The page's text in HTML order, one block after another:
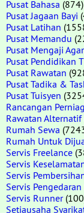
Pusat Bahasa (874)
Pusat Jagaan Bayi
Pusat Latihan
Pusat Memandu
Pusat Mengaji
Pusat Pendidikan
Pusat Rawatan
Pusat Tadika &
Pusat Tuisyen
Rancangan
Rawatan Alternatif
Rumah Sewa
Rumah Untuk
Servis Freelance
Servis
Servis
Servis
Servis Runner
Setiausaha